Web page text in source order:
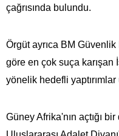
çağrısında bulundu.
Örgüt ayrıca BM
göre en çok suça karışan
yönelik hedefli yaptırımlar
Güney Afrika'nın açtığı